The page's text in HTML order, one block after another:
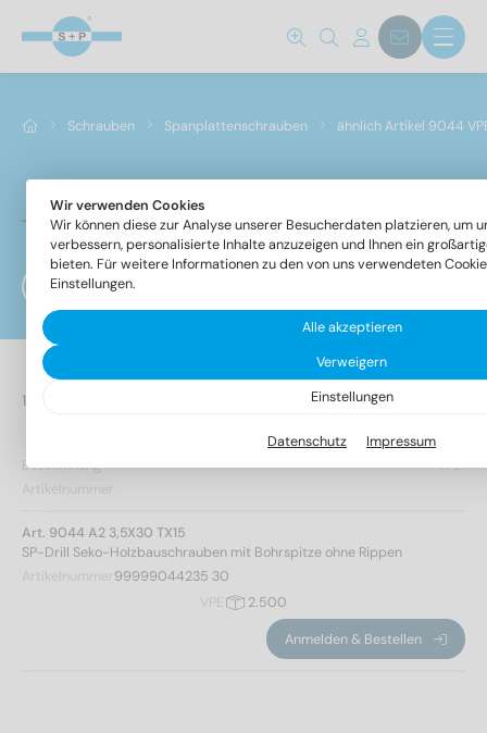
Schrauben Spanplattenschrauben ähnlich Artikel 9044
ähnlich Artikel 9044 VPE à 2500 (ohne Fräs,-
Filter
Bezeichnung
Artikelnummer
VPE
Art. 9044 A2 3,5X30 TX15
SP-Drill Seko-Holzbauschrauben mit Bohrspitze ohne Rippen
Artikelnummer 99999044235 30
VPE
2.500
Anmelden & Bestellen
Wir verwenden Cookies
Wir können diese zur Analyse unserer Besucherdaten platzieren, um
verbessern, personalisierte Inhalte anzuzeigen und Ihnen ein
bieten. Für weitere Informationen zu den von uns verwendeten
Einstellungen.
Alle akzeptieren
Verweigern
Einstellungen
Datenschutz Impressum